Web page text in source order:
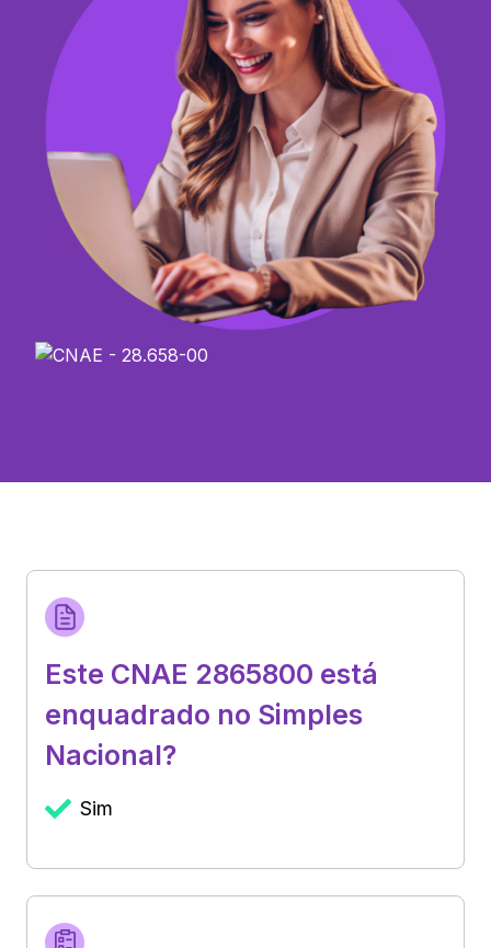
Este CNAE 2865800 está
enquadrado no Simples
Nacional?
Sim